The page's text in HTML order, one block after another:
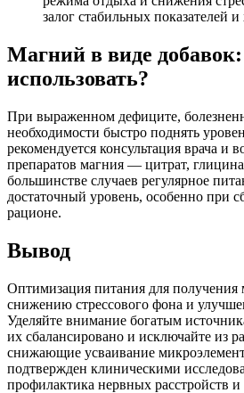
залог стабильных показателей
Магний в виде
использовать?
При выраженном дефиците,
необходимости быстро поднять
рекомендуется консультация врача и
препаратов магния — цитрат,
большинстве случаев регулярное
достаточный уровень, особенно при
рационе.
Вывод
Оптимизация питания для
снижению стрессового фона и
Уделяйте внимание богатым
их сбалансировано и исключайте из
снижающие усваивание
подтвержден клиническими
профилактика нервных расстройств и